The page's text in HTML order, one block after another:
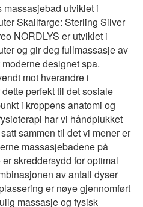
massasjebad utviklet i
Skallfarge: Sterling Silver
NORDLYS er utviklet i
og gir deg fullmassasje av
designet spa.
mot hverandre i
perfekt til det sosiale
i kroppens anatomi og
har vi håndplukket
sammen til det vi mener er
massasjebadene på
skreddersydd for optimal
av antall dyser
er nøye gjennomført
massasje og fysisk